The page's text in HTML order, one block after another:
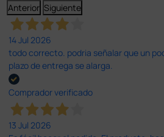
Anterior Siguiente
14 Jul 2026
todo correcto. podria señalar que un
plazo de entrega se alarga.
Comprador verificado
13 Jul 2026